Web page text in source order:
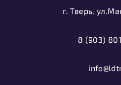
г. Тверь,
8 (903)